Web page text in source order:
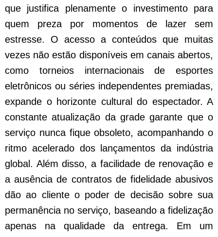
que justifica plenamente o investimento para
quem preza por momentos de lazer sem
estresse. O acesso a conteúdos que muitas
vezes não estão disponíveis em canais abertos,
como torneios internacionais de esportes
eletrônicos ou séries independentes premiadas,
expande o horizonte cultural do espectador. A
constante atualização da grade garante que o
serviço nunca fique obsoleto, acompanhando o
ritmo acelerado dos lançamentos da indústria
global. Além disso, a facilidade de renovação e
a ausência de contratos de fidelidade abusivos
dão ao cliente o poder de decisão sobre sua
permanência no serviço, baseando a fidelização
apenas na qualidade da entrega. Em um